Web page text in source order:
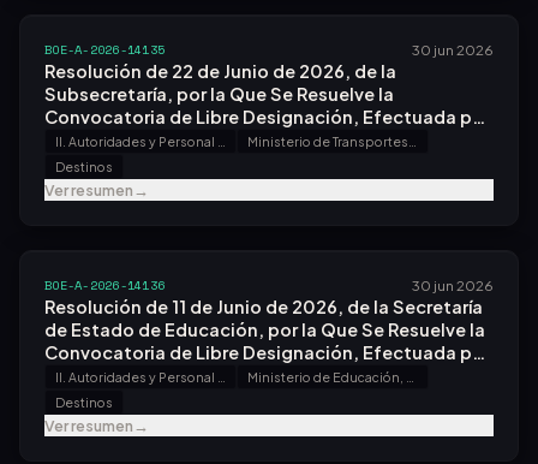
BOE-A-2026-14135 30 jun 2026
Resolución de 22 de Junio de 2026, de la
Subsecretaría, por la Que Se Resuelve la
Convocatoria de Libre Designación, Efectuada por
Resolución de 20 de Marzo de 2026.
Destinos
Ver resumen→
BOE-A-2026-14136 30 jun 2026
Resolución de 11 de Junio de 2026, de la Secretaría
de Estado de Educación, por la Que Se Resuelve la
Convocatoria de Libre Designación, Efectuada por
Resolución de 7 de Mayo de 2026.
Destinos
Ver resumen→